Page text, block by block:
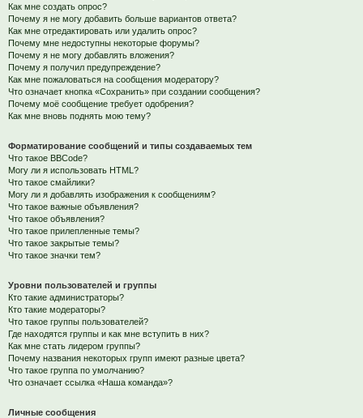
Как мне создать опрос?
Почему я не могу добавить больше вариантов ответа?
Как мне отредактировать или удалить опрос?
Почему мне недоступны некоторые форумы?
Почему я не могу добавлять вложения?
Почему я получил предупреждение?
Как мне пожаловаться на сообщения модератору?
Что означает кнопка «Сохранить» при создании сообщения?
Почему моё сообщение требует одобрения?
Как мне вновь поднять мою тему?
Форматирование сообщений и типы создаваемых тем
Что такое BBCode?
Могу ли я использовать HTML?
Что такое смайлики?
Могу ли я добавлять изображения к сообщениям?
Что такое важные объявления?
Что такое объявления?
Что такое прилепленные темы?
Что такое закрытые темы?
Что такое значки тем?
Уровни пользователей и группы
Кто такие администраторы?
Кто такие модераторы?
Что такое группы пользователей?
Где находятся группы и как мне вступить в них?
Как мне стать лидером группы?
Почему названия некоторых групп имеют разные цвета?
Что такое группа по умолчанию?
Что означает ссылка «Наша команда»?
Личные сообщения